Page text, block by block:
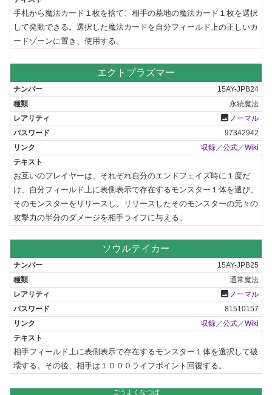
手札から魔法カード１枚を捨て、相手の墓地の魔法カード１枚を選択
して発動できる。選択した魔法カードを自分フィールド上の正しいカ
ードゾーンに置き、使用する。
エクトプラズマー
15AY-JPB24
永続魔法
photo ノーマル
97342942
収録 ／公式 ／Wiki
お互いのプレイヤーは、それぞれ自分のエンドフェイズ時に１度だ
け、自分フィールド上に表側表示で存在するモンスター１体を選び、
そのモンスターをリリースし、リリースしたそのモンスターの元々の
攻撃力の半分のダメージを相手ライフに与える。
ソウルテイカー
15AY-JPB25
通常魔法
photo ノーマル
81510157
収録／公式／Wiki
相手フィールド上に表側表示で存在するモンスター１体を選択して破
壊する。その後、相手は１０００ライフポイント回復する。
ごうよくなつぼ